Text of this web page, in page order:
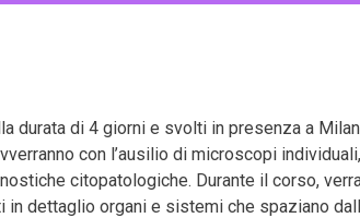
durata di 4 giorni e svolti in presenza a
con l’ausilio di microscopi
citopatologiche. Durante il corso,
in dettaglio organi e sistemi che spaziano